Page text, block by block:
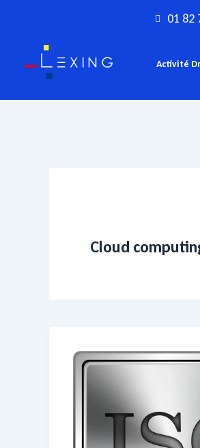
contenu
01 82
Activité
Cloud